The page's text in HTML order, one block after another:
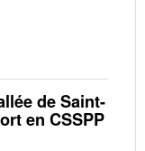
de Saint-
en CSSPP